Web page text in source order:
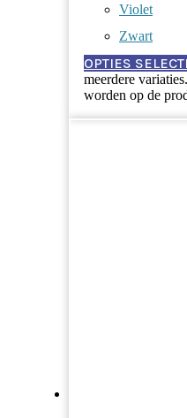
Violet
Zwart
OPTIES
meerdere
worden op de